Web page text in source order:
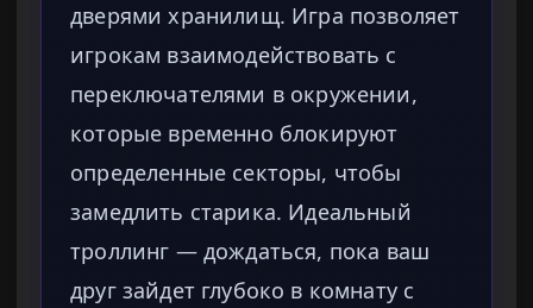
дверями хранилищ. Игра позволяет
игрокам взаимодействовать с
переключателями в окружении,
которые временно блокируют
определенные секторы, чтобы
замедлить старика. Идеальный
троллинг — дождаться, пока ваш
друг зайдет глубоко в комнату с